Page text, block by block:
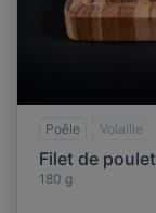
Poêle Volaille
Filet de
180 g